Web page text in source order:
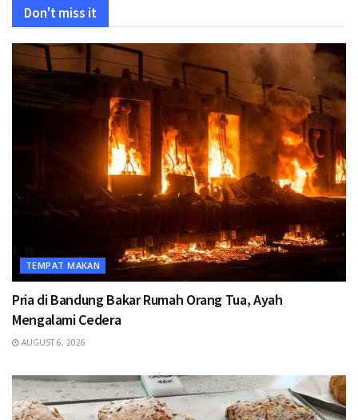
Don't miss it
TEMPAT MAKAN
Pria di Bandung Bakar Rumah Orang Tua, Ayah
Mengalami Cedera
AUGUST 6, 2026